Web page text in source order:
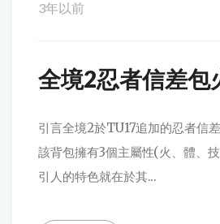
3年以前
全境2忍者信差包
引言全境2於TU17追加的忍者信
該背包擁有3個主屬性(火、體、
引人的特色就在於其...